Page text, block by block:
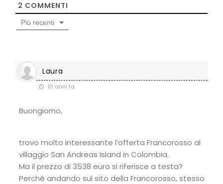
2 COMMENTI
Più recenti
Laura
10 anni fa
Buongiorno,
trovo molto interessante l’offerta Francorosso al
villaggio San Andreas Island in Colombia.
Ma il prezzo di 3538 euro si riferisce a testa?
Perché andando sul sito della Francorosso, stesso